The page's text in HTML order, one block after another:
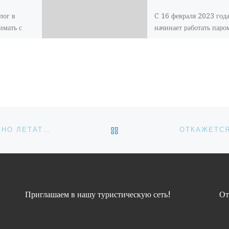
в
с
C 16 февраля 2023 года
начинает работать
РОСАВИАЦИЯ: НА ЗАРУБЕЖНЫХ САМОЛЕТАХ МОЖНО ЛЕТАТЬ ДО 2030 ГОДА ОБРАТНО К СПИСКУ
Приглашаем в нашу туристическую сеть!